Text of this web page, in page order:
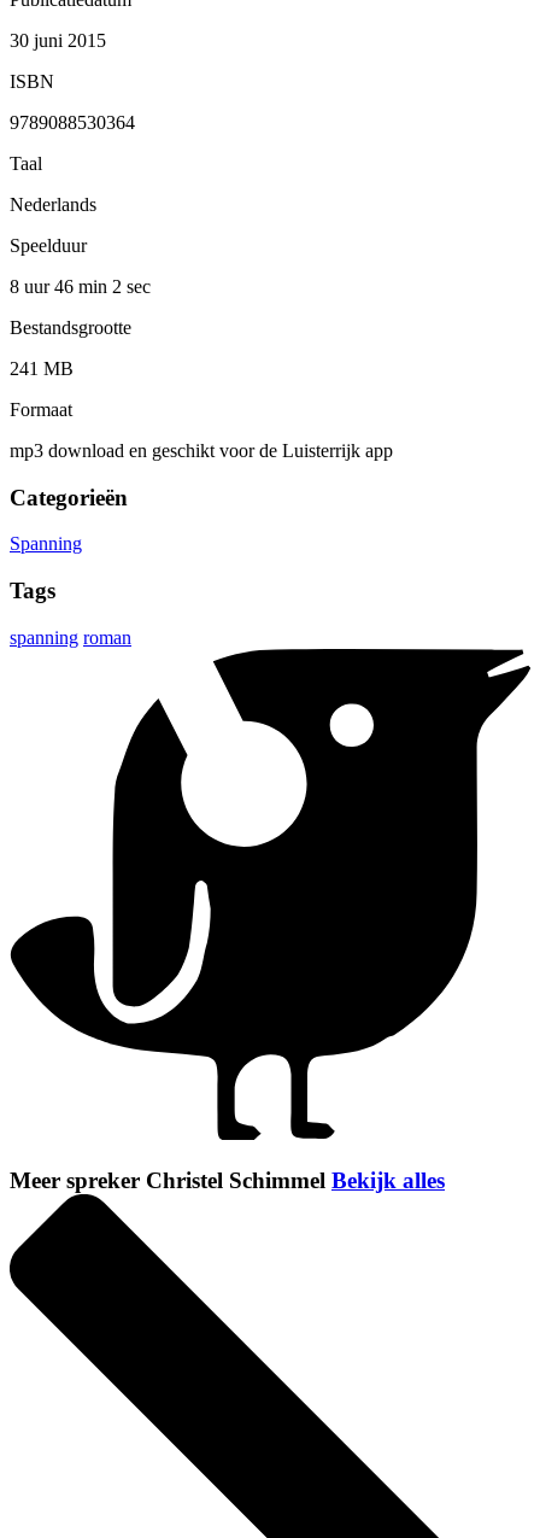
30 juni 2015
ISBN
9789088530364
Taal
Nederlands
Speelduur
8 uur 46 min 2 sec
Bestandsgrootte
241 MB
Formaat
mp3 download en geschikt voor de Luisterrijk app
Categorieën
Spanning
Tags
spanning roman
Meer spreker Christel Schimmel Bekijk alles